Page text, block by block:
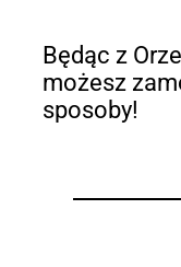
Będąc z
możesz
sposoby!